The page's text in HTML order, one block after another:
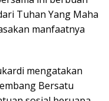
Tuhan Yang Maha
manfaatnya
mengatakan
Bersatu